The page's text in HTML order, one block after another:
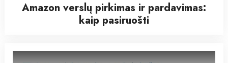
Amazon verslų pirkimas ir pardavimas:
kaip pasiruošti